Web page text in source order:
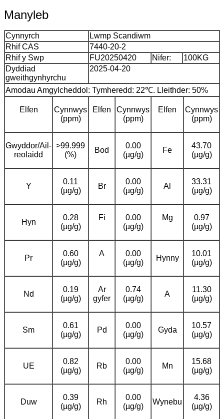
Manyleb
Cynnyrch
Lwmp Scandiwm
Rhif CAS
7440-20-2
Rhif y Swp
FU20250420 Nifer:
100KG
Dyddiad
gweithgynhyrchu
2025-04-20
Amodau Amgylcheddol: Tymheredd: 22℃. Lleithder: 50%
Elfen
Cynnwys
(ppm)
Elfen
Cynnwys
(ppm)
Elfen
Cynnwys
(ppm)
Gwyddor/Ail-
reolaidd
>99.999
(%)
Bod
0.00
(µg/g)
Fe
43.70
(µg/g)
Y
0.11
(µg/g)
Br
0.00
(µg/g)
Al
33.31
(µg/g)
Hyn
0.28
(µg/g)
Fi
0.00
(µg/g)
Mg
0.97
(µg/g)
Pr
0.60
(µg/g)
A
0.00
(µg/g)
Hynny
10.01
(µg/g)
Nd
0.19
(µg/g)
Ar
gyfer
0.74
(µg/g)
A
11.30
(µg/g)
Sm
0.61
(µg/g)
Pd
0.00
(µg/g)
Gyda
10.57
(µg/g)
UE
0.82
(µg/g)
Rb
0.00
(µg/g)
Mn
15.68
(µg/g)
Duw
0.39
(µg/g)
Rh
0.00
(µg/g)
Wynebu
4.36
(µg/g)